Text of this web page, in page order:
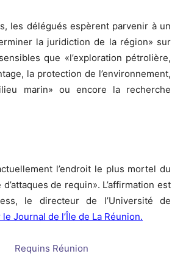
les délégués espèrent parvenir à un
la juridiction de la région» sur
que «l’exploration pétrolière,
la protection de l’environnement,
marin» ou encore la recherche
l’endroit le plus mortel du
de requin». L’affirmation est
le directeur de l’Université de
Journal de l’Île de La Réunion.